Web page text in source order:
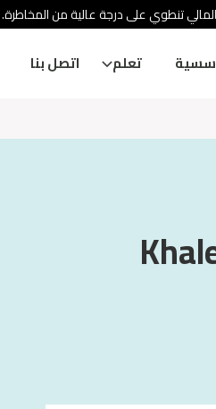
تنطوي على درجة عالية من المخاطرة.
تعلم اتصل بنا